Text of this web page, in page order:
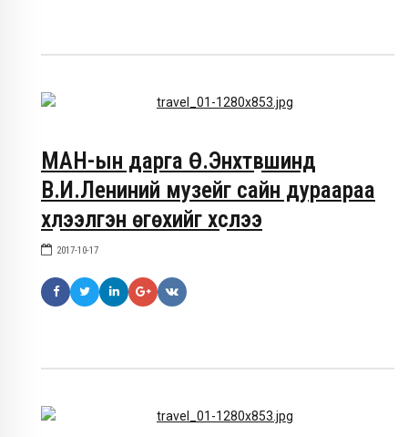
МАН-ын дарга Ө.Энхтүвшинд
В.И.Лениний музейг сайн дураараа
хүлээлгэн өгөхийг хүслээ
2017-10-17